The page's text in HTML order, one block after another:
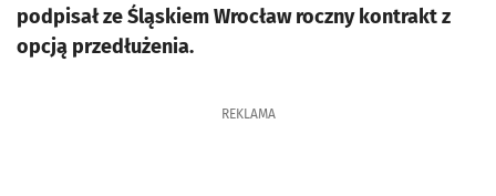
podpisał ze Śląskiem Wrocław roczny kontrakt z
opcją przedłużenia.
REKLAMA